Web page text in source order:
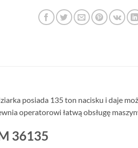
posiada 135 ton nacisku i daje
operatorowi łatwą obsługę
36135